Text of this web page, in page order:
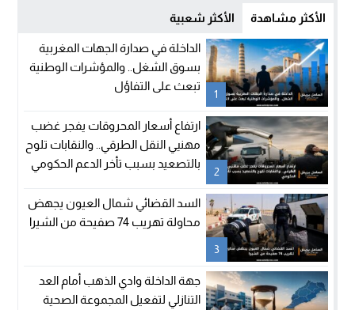
الأكثر مشاهدة الأكثر شعبية
1
الداخلة في صدارة الجهات المغربية
بسوق الشغل.. والمؤشرات الوطنية
تبعث على التفاؤل
2
ارتفاع أسعار المحروقات يفجر غضب
مهنيي النقل الطرقي.. والنقابات تلوح
بالتصعيد بسبب تأخر الدعم الحكومي
3
السد القضائي شمال العيون يجهض
محاولة تهريب 74 صفيحة من الشيرا
جهة الداخلة وادي الذهب أمام العد
التنازلي لتفعيل المجموعة الصحية